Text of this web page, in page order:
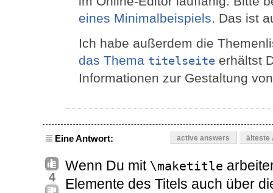
eines Minimalbeispiels. Das ist
Ich habe außerdem die
das Thema titelseite erhältst
Informationen zur Gestaltung
Eine Antwort: active answers älteste
4
Wenn Du mit \maketitle
Elemente des Titels auch über